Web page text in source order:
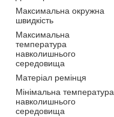
Максимальна окружна
швидкість
Максимальна
температура
навколишнього
середовища
Матеріал ремінця
Мінімальна температура
навколишнього
середовища